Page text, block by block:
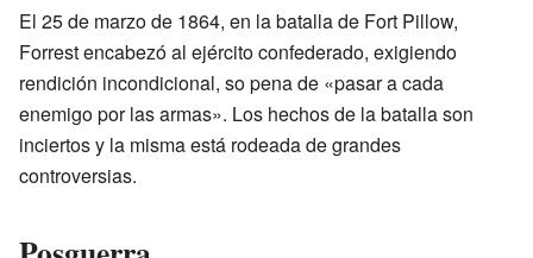
El 25 de marzo de 1864, en la batalla de Fort Pillow,
Forrest encabezó al ejército confederado, exigiendo
rendición incondicional, so pena de «pasar a cada
enemigo por las armas». Los hechos de la batalla son
inciertos y la misma está rodeada de grandes
controversias.